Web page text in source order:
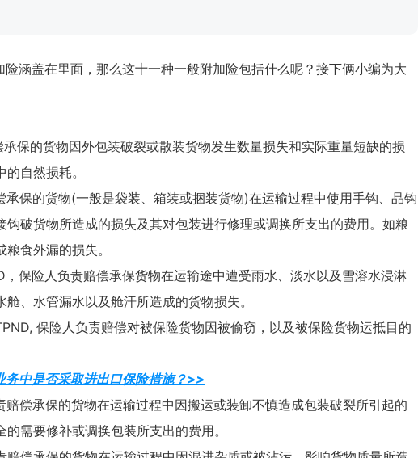
险涵盖在里面，那么这十一种一般附加险包括什么呢？接下俩小编为大
保的货物因外包装破裂或散装货物发生数量损失和实际重量短缺的损
自然损耗。
承保的货物(一般是袋装、箱装或捆装货物)在运输过程中使用手钩、品钩
钩破货物所造成的损失及其对包装进行修理或调换所支出的费用。如粮
食外漏的损失。
，保险人负责赔偿承保货物在运输途中遭受雨水、淡水以及雪溶水浸淋
、水管漏水以及舱汗所造成的货物损失。
保险人负责赔偿对被保险货物因被偷窃，以及被保险货物运抵目的
务中是否采取进出口保险措施？>>
赔偿承保的货物在运输过程中因搬运或装卸不慎造成包装破裂所引起的
需要修补或调换包装所支出的费用。